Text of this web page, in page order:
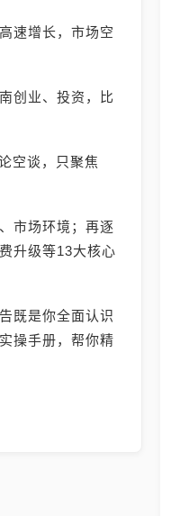
速增长，市场空
创业、投资，比
空谈，只聚焦
市场环境；再逐
升级等13大核心
既是你全面认识
操手册，帮你精